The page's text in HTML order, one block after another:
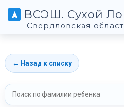
ВСОШ. Сухой
Свердловская
← Назад к списку